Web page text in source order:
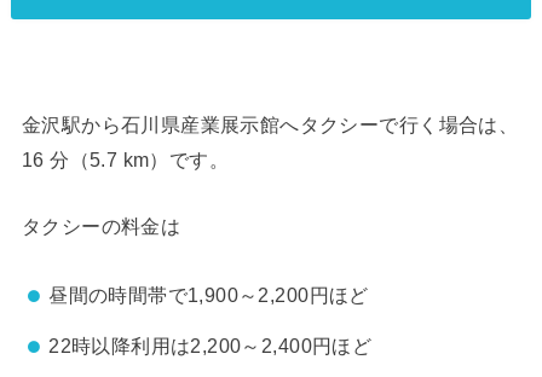
金沢駅から石川県産業展示館へタクシーで行く場合は、
16 分（5.7 km）です。
タクシーの料金は
昼間の時間帯で1,900～2,200円ほど
22時以降利用は2,200～2,400円ほど